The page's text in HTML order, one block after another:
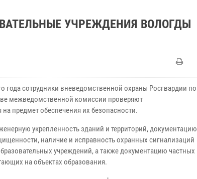
УЧРЕЖДЕНИЯ ВОЛОГДЫ
года сотрудники вневедомственной охраны Росгвардии по
межведомственной комиссии проверяют
предмет обеспечения их безопасности.
укрепленность зданий и территорий, документацию
наличие и исправность охранных сигнализаций
учреждений, а также документацию частных
на объектах образования.